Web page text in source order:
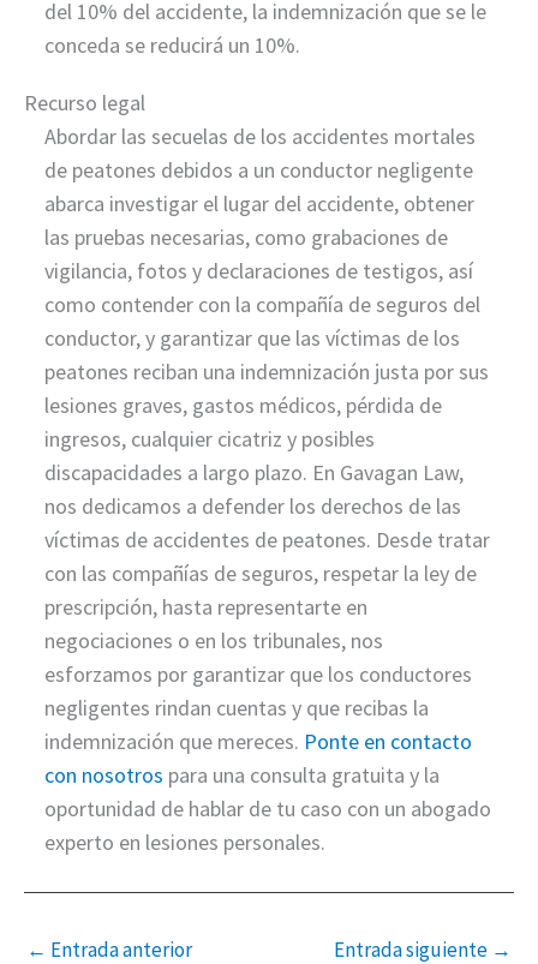
del 10% del accidente, la indemnización que se le
conceda se reducirá un 10%.
Recurso legal
Abordar las secuelas de los accidentes mortales
de peatones debidos a un conductor negligente
abarca investigar el lugar del accidente, obtener
las pruebas necesarias, como grabaciones de
vigilancia, fotos y declaraciones de testigos, así
como contender con la compañía de seguros del
conductor, y garantizar que las víctimas de los
peatones reciban una indemnización justa por sus
lesiones graves, gastos médicos, pérdida de
ingresos, cualquier cicatriz y posibles
discapacidades a largo plazo. En Gavagan Law,
nos dedicamos a defender los derechos de las
víctimas de accidentes de peatones. Desde tratar
con las compañías de seguros, respetar la ley de
prescripción, hasta representarte en
negociaciones o en los tribunales, nos
esforzamos por garantizar que los conductores
negligentes rindan cuentas y que recibas la
indemnización que mereces. Ponte en contacto
con nosotros para una consulta gratuita y la
oportunidad de hablar de tu caso con un abogado
experto en lesiones personales.
← Entrada anterior Entrada siguiente →